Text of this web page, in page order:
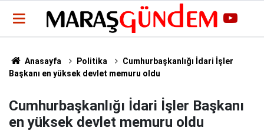
Anasayfa Politika
Cumhurbaşkanlığı İdari İşler
Başkanı en yüksek devlet memuru oldu
Cumhurbaşkanlığı İdari İşler Başkanı
en yüksek devlet memuru oldu